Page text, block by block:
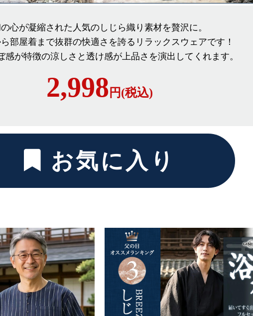
心が凝縮された人気のしじら織り素材を贅沢に。
部屋着まで抜群の快適さを誇るリラックスウェアです！
感が特徴の涼しさと透け感が上品さを演出してくれます。
2,998 円(税込)
お気に入り